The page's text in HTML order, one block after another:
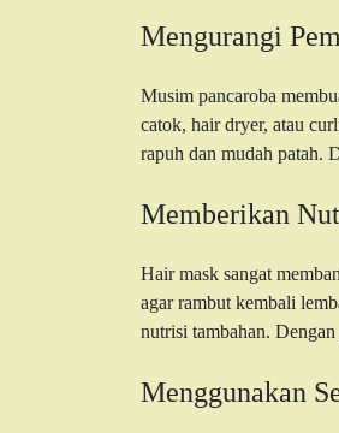
Mengurangi
Musim pancaroba
catok, hair dryer, atau
rapuh dan mudah patah.
Memberikan
Hair mask sangat
agar rambut kembali
nutrisi tambahan.
Menggunakan